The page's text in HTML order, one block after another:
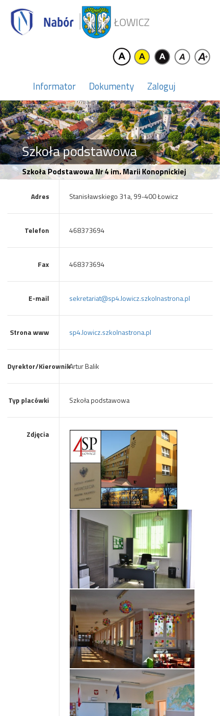
ŁOWICZ
Informator Dokumenty Zaloguj
Szkoła podstawowa
Szkoła Podstawowa Nr 4 im. Marii Konopnickiej
Adres Stanisławskiego 31a, 99-400 Łowicz
Telefon 468373694
Fax 468373694
E-mail sekretariat@sp4.lowicz.szkolnastrona.pl
Strona www sp4.lowicz.szkolnastrona.pl
Dyrektor/KierownikArtur Balik
Typ placówki Szkoła podstawowa
Zdjęcia